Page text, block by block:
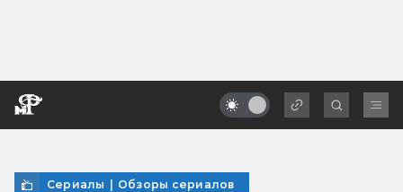
Сериалы | Обзоры сериалов